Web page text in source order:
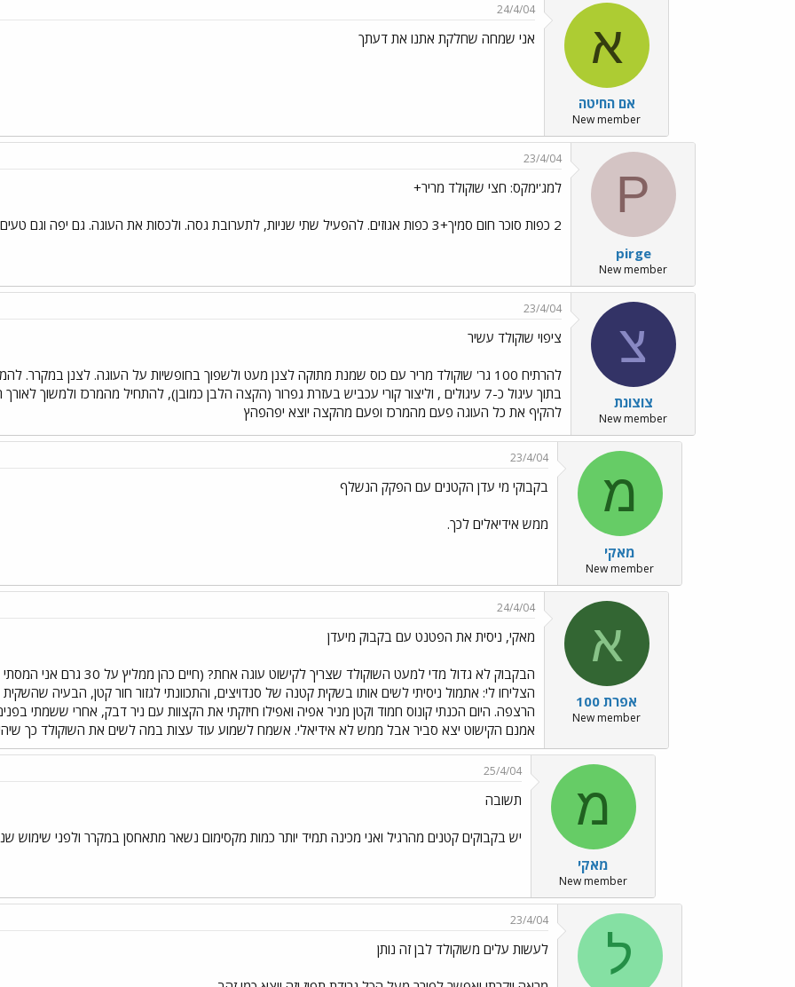
א
אם החיטה
New member
24/4/04
אני שמחה שחלקת אתנו את דעתך
P
pirge
New member
23/4/04
למג'ימקס: חצי שוקולד מריר+
2 כפות סוכר חום סמיך+3 כפות אגוזים. להפעיל שתי שניות, לתערובת גסה. ולכסות את העוגה. גם יפה וגם טעים. ואפשר להכין מעלי נענע ודובדבן אחד או תות אחד פרח קטן.
צ
צוצונת
New member
23/4/04
ציפוי שוקולד עשיר
להרתיח 100 גר' שוקולד מריר עם כוס שמנת מתוקה לצנן מעט ולשפוך בחופשיות על העוגה. לצנן
בתוך עיגול כ-7 עיגולים , וליצור קורי עכביש בעזרת גפרור (הקצה הלבן כמובן), להתחיל מהמרכז
להקיף את כל העוגה פעם מהמרכז ופעם מהקצה יוצא יפהפהץ
מ
מאקי
New member
23/4/04
בקבוקי מי עדן הקטנים עם הפקק הנשלף
ממש אידיאלים לכך.
א
אפרת 100
New member
24/4/04
מאקי, ניסית את הפטנט עם בקבוק מיעדן
הצליחו לי: אתמול ניסיתי לשים אותו בשקית קטנה של סנדויצים, והתכוונתי לגזור חור קטן, הבעיה
הרצפה. היום הכנתי קונוס חמוד וקטן מניר אפיה ואפילו חיזקתי את הקצוות עם ניר דבק, אחרי ששמתי
אמנם הקישוט יצא סביר אבל ממש לא אידיאלי. אשמח לשמוע עוד עצות במה לשים את השוקולד כך
מ
מאקי
New member
25/4/04
תשובה
יש בקבוקים קטנים מהרגיל ואני מכינה תמיד יותר כמות מקסימום נשאר מתאחסן במקרר ולפני שימוש
ל
23/4/04
לעשות עלים משוקולד לבן זה נותן